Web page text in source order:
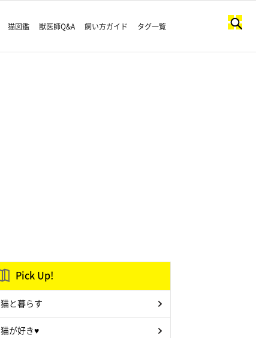
猫図鑑 獣医師Q&A 飼い方ガイド タグ一覧
Pick Up!
猫と暮らす
猫が好き♥